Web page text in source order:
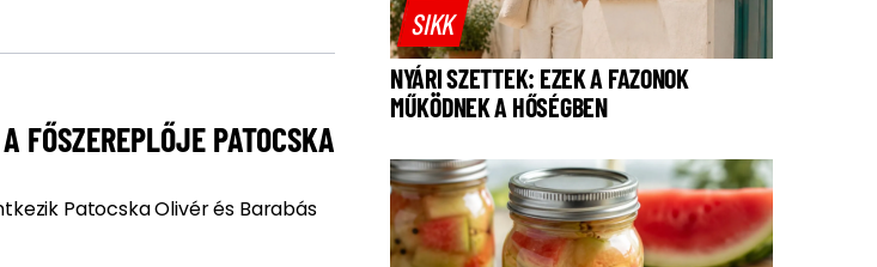
FŐSZEREPLŐJE PATOCSKA
Patocska Olivér és Barabás
SIKK
NYÁRI SZETTEK: EZEK A FAZONOK
MŰKÖDNEK A HŐSÉGBEN